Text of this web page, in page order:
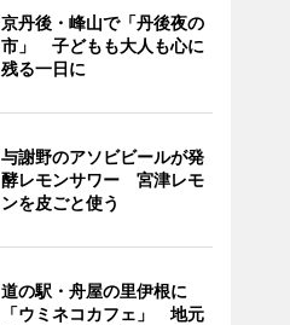
京丹後・峰山で「丹後夜の
市」 子どもも大人も心に
残る一日に
与謝野のアソビビールが発
酵レモンサワー 宮津レモ
ンを皮ごと使う
道の駅・舟屋の里伊根に
「ウミネコカフェ」 地元